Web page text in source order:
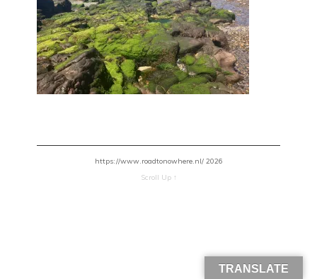
https://www.roadtonowhere.nl/ 2026
Scroll Up ↑
TRANSLATE